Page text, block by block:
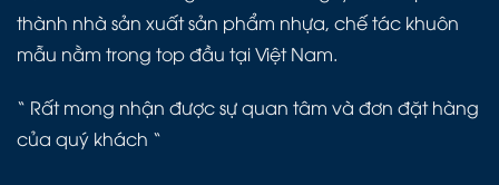
thành nhà sản xuất sản phẩm nhựa, chế tác khuôn
mẫu nằm trong top đầu tại Việt Nam.
“ Rất mong nhận được sự quan tâm và đơn đặt hàng
của quý khách “